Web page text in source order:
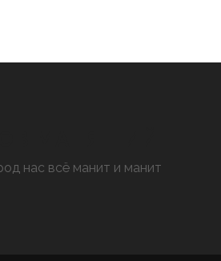
нас всё манит и манит